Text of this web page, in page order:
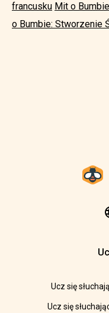
francusku Mit o
o Bumbie: Stworzenie
Ucz się
Ucz się